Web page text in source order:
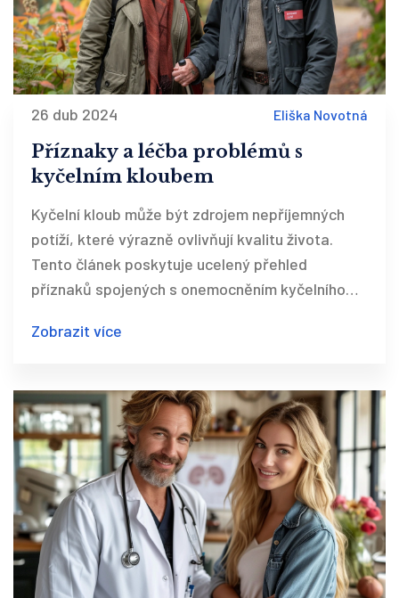
26 dub 2024 Eliška Novotná
Příznaky a léčba problémů s
kyčelním kloubem
Kyčelní kloub může být zdrojem nepříjemných
potíží, které výrazně ovlivňují kvalitu života.
Tento článek poskytuje ucelený přehled
příznaků spojených s onemocněním kyčelního
hlavní příznaky, které by neměly být ignorovány,
stavu. Článek také obsahuje užitečné tipy pro
každodenní život s tímto stavem.
Zobrazit více